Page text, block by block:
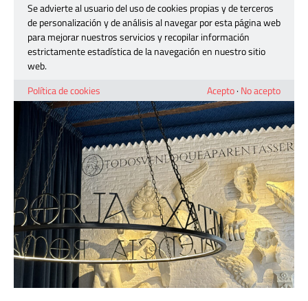
de Toni Sarrión
La perfecta cena en armonía de
Borgia y los vinos de Toni Sarrión
24 febrero, 2025
Se advierte al usuario del uso de cookies propias y de terceros
de personalización y de análisis al navegar por esta página web
para mejorar nuestros servicios y recopilar información
estrictamente estadística de la navegación en nuestro sitio
web.
Política de cookies
Acepto· No acepto